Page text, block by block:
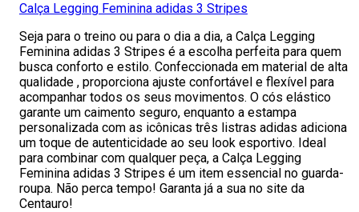
Calça Legging Feminina adidas 3 Stripes
Seja para o treino ou para o dia a dia, a Calça Legging
Feminina adidas 3 Stripes é a escolha perfeita para quem
busca conforto e estilo. Confeccionada em material de alta
qualidade , proporciona ajuste confortável e flexível para
acompanhar todos os seus movimentos. O cós elástico
garante um caimento seguro, enquanto a estampa
personalizada com as icônicas três listras adidas adiciona
um toque de autenticidade ao seu look esportivo. Ideal
para combinar com qualquer peça, a Calça Legging
Feminina adidas 3 Stripes é um item essencial no guarda-
roupa. Não perca tempo! Garanta já a sua no site da
Centauro!